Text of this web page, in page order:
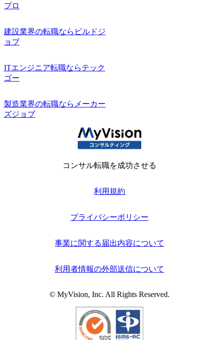
プロ
建設業界の転職ならビルドジ
ョブ
ITエンジニア転職ならテック
ゴー
製造業界の転職ならメーカー
ズジョブ
コンサル転職を成功させる
利用規約
プライバシーポリシー
事業に関する届出内容について
利用者情報の外部送信について
© MyVision, Inc. All Rights Reserved.